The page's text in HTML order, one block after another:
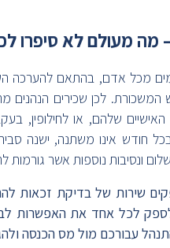
מה מעולם לא סיפרו
מכל אדם, בהתאם להערכה
לכן שכירים הנהנים
האישיים שלהם, או
חודש אינו משתנה, ישנה
ונסיבות נוספות אשר גורמות
שירות של בדיקת זכאות
לכל אחד את האפשרות
עבורכם מול מס הכנסה